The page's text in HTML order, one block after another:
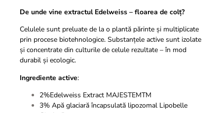
De unde vine extractul Edelweiss – floarea de colț?
Celulele sunt preluate de la o plantă părinte și multiplicate
prin procese biotehnologice. Substanțele active sunt izolate
și concentrate din culturile de celule rezultate – în mod
durabil și ecologic.
Ingrediente active:
2%Edelweiss Extract MAJESTEMTM
3% Apă glaciară încapsulată lipozomal Lipobelle